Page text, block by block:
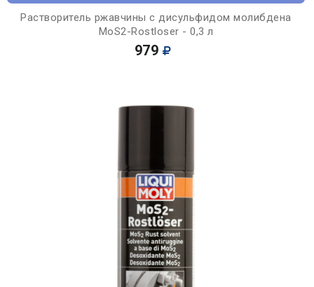
Растворитель ржавчины с дисульфидом молибдена
MoS2-Rostloser - 0,3 л
979